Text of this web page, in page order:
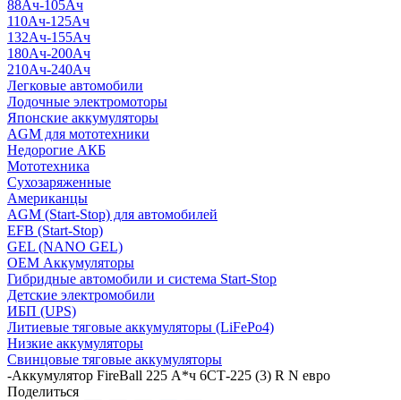
88Ач-105Ач
110Ач-125Ач
132Ач-155Ач
180Ач-200Ач
210Ач-240Ач
Легковые автомобили
Лодочные электромоторы
Японские аккумуляторы
AGM для мототехники
Недорогие АКБ
Мототехника
Сухозаряженные
Американцы
AGM (Start-Stop) для автомобилей
EFB (Start-Stop)
GEL (NANO GEL)
OEM Аккумуляторы
Гибридные автомобили и система Start-Stop
Детские электромобили
ИБП (UPS)
Литиевые тяговые аккумуляторы (LiFePo4)
Низкие аккумуляторы
Свинцовые тяговые аккумуляторы
-Аккумулятор FireBall 225 А*ч 6СТ-225 (3) R N евро
Поделиться